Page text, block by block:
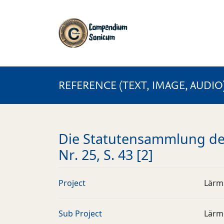
REFERENCE (TEXT, IMAGE,
Die Statutensammlung
Nr. 25, S. 43 [2]
Project Lärm
Sub Project